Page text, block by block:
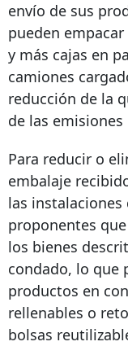
envío de sus
pueden
y más cajas en
camiones
reducción de la
de las emisiones
Para reducir o
embalaje
las
proponentes
los bienes
condado, lo que
productos en
rellenables o
bolsas